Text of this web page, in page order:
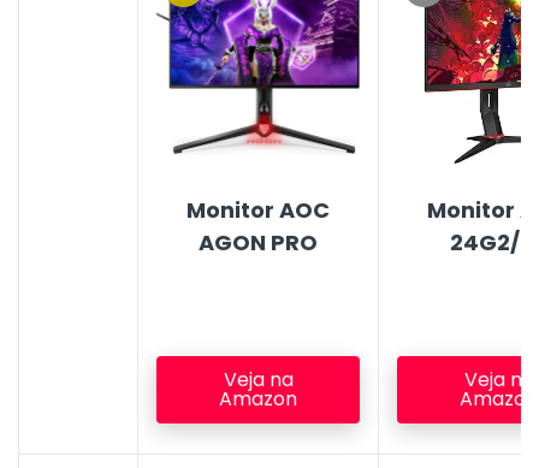
Monitor AOC
AGON PRO
Veja na
Amazon
Monitor
24G2/
Veja na
Amazon